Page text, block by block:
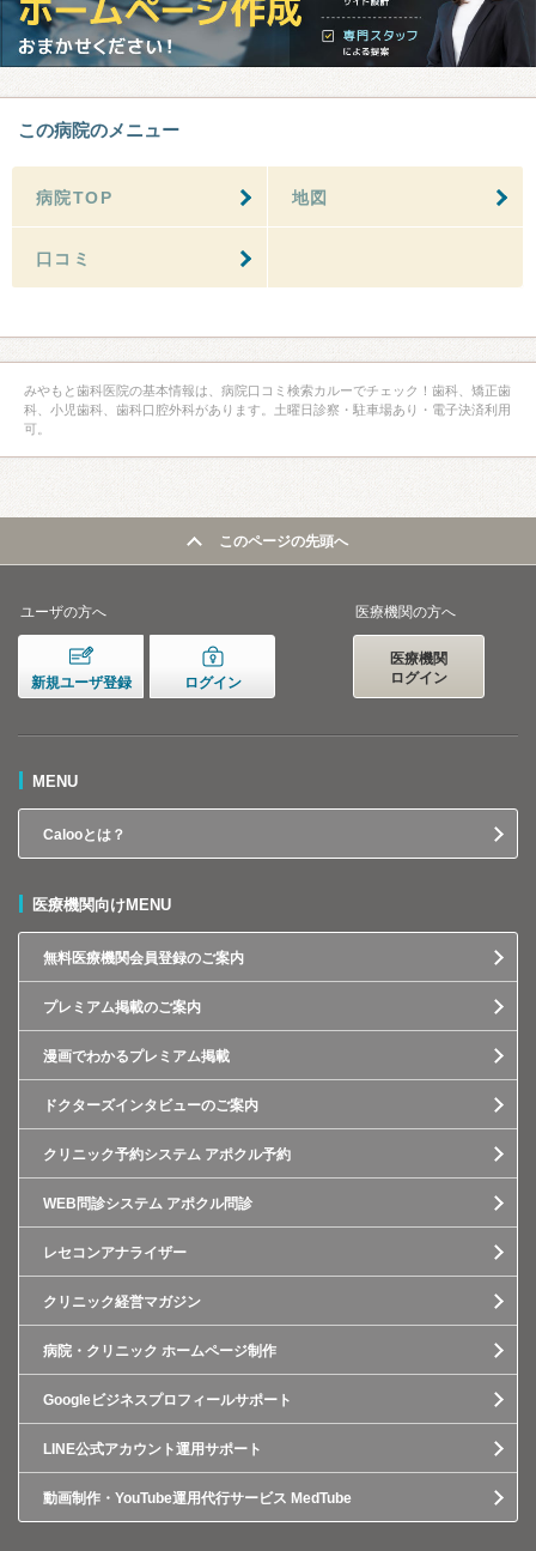
この病院のメニュー
病院TOP 地図
口コミ
みやもと歯科医院の基本情報は、病院口コミ検索カルーでチェック！歯科、矯正歯
科、小児歯科、歯科口腔外科があります。土曜日診察・駐車場あり・電子決済利用
可。
このページの先頭へ
ユーザの方へ
新規ユーザ登録 ログイン
医療機関の方へ
医療機関
ログイン
MENU
Calooとは？
医療機関向けMENU
無料医療機関会員登録のご案内
プレミアム掲載のご案内
漫画でわかるプレミアム掲載
ドクターズインタビューのご案内
クリニック予約システム アポクル予約
WEB問診システム アポクル問診
レセコンアナライザー
クリニック経営マガジン
病院・クリニック ホームページ制作
Googleビジネスプロフィールサポート
LINE公式アカウント運用サポート
動画制作・YouTube運用代行サービス MedTube